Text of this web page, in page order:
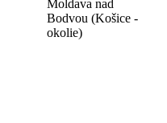
Moldava nad
Bodvou (Košice -
okolie)